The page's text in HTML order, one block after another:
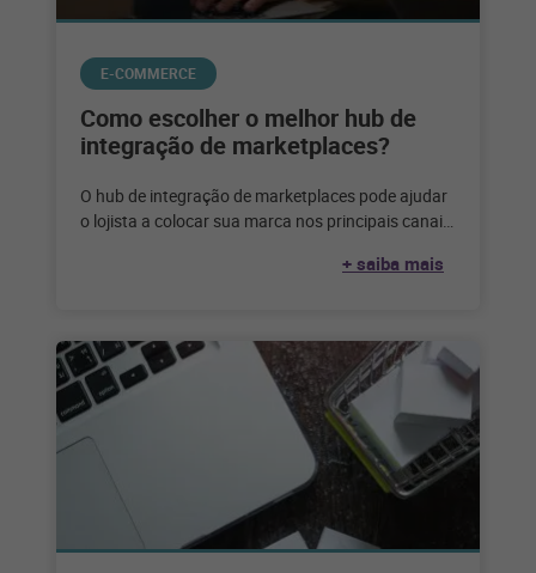
E-COMMERCE
Como escolher o melhor hub de
integração de marketplaces?
O hub de integração de marketplaces pode ajudar
o lojista a colocar sua marca nos principais canais
+ saiba mais